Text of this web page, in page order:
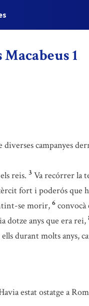
1
campanyes
reis. 3 Va recórrer la
fort i poderós que
se morir, 6 convocà
dotze anys que era rei,
durant molts anys,
estat ostatge a